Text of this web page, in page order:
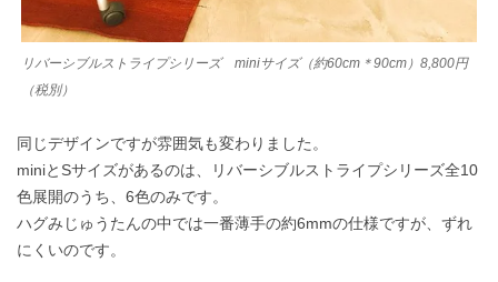
リバーシブルストライプシリーズ miniサイズ（約60cm＊90cm）8,800円
（税別）
同じデザインですが雰囲気も変わりました。
miniとSサイズがあるのは、リバーシブルストライプシリーズ全10
色展開のうち、6色のみです。
ハグみじゅうたんの中では一番薄手の約6mmの仕様ですが、ずれ
にくいのです。